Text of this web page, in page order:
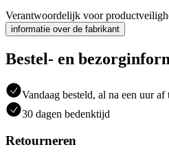
Verantwoordelijk voor
informatie over de fabrikant
Bestel- en
Vandaag besteld, al na een uur
30 dagen bedenktijd
Retourneren